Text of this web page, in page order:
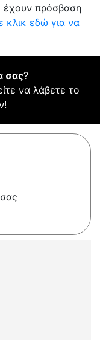
έχουν πρόσβαση
κλικ εδώ για να
σας?
να λάβετε το